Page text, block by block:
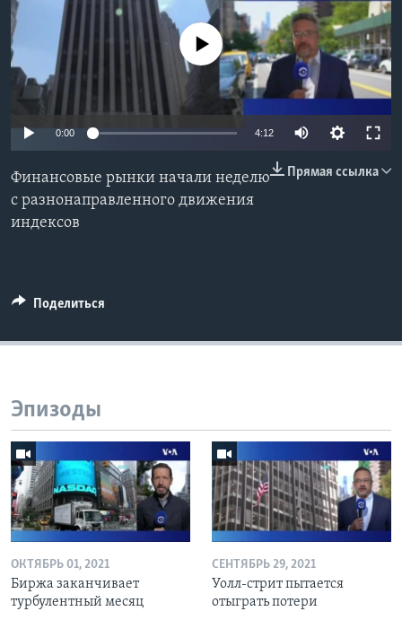
Learning English
СОЦИАЛЬНЫЕ СЕТИ
No media source currently available
0:00 4:12
Прямая ссылка
Финансовые рынки начали неделю
с разнонаправленного движения
индексов
Поделиться
Эпизоды
ОКТЯБРЬ 01, 2021
Биржа заканчивает
турбулентный месяц
СЕНТЯБРЬ 29, 2021
Уолл-стрит пытается
отыграть потери